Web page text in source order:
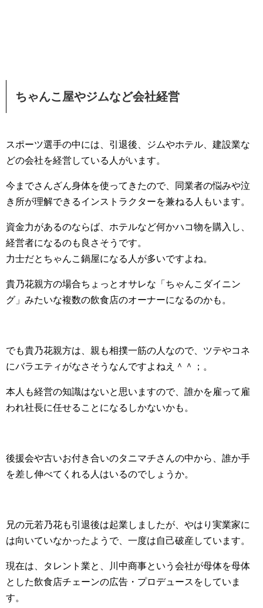
ちゃんこ屋やジムなど会社経営
スポーツ選手の中には、引退後、ジムやホテル、建設業な
どの会社を経営している人がいます。
今までさんざん身体を使ってきたので、同業者の悩みや泣
き所が理解できるインストラクターを兼ねる人もいます。
資金力があるのならば、ホテルなど何かハコ物を購入し、
経営者になるのも良さそうです。
力士だとちゃんこ鍋屋になる人が多いですよね。
貴乃花親方の場合ちょっとオサレな「ちゃんこダイニン
グ」みたいな複数の飲食店のオーナーになるのかも。
でも貴乃花親方は、親も相撲一筋の人なので、ツテやコネ
にバラエティがなさそうなんですよねえ＾＾；。
本人も経営の知識はないと思いますので、誰かを雇って雇
われ社長に任せることになるしかないかも。
後援会や古いお付き合いのタニマチさんの中から、誰か手
を差し伸べてくれる人はいるのでしょうか。
兄の元若乃花も引退後は起業しましたが、やはり実業家に
は向いていなかったようで、一度は自己破産しています。
現在は、タレント業と、川中商事という会社が母体を母体
とした飲食店チェーンの広告・プロデュースをしていま
す。